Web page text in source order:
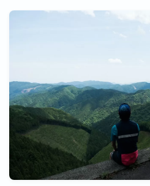
サイクルコラム
レビュー/インプレ
お問い合わせ